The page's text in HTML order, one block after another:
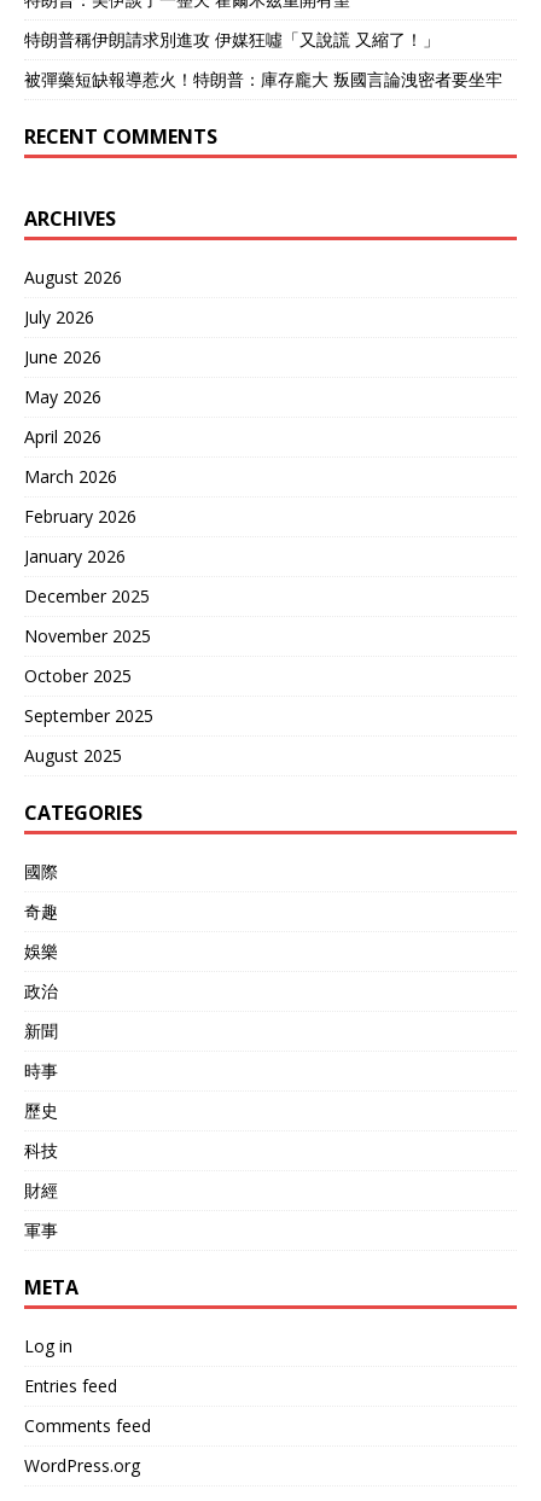
特朗普稱伊朗請求別進攻 伊媒狂噓「又說謊 又縮了！」
被彈藥短缺報導惹火！特朗普：庫存龐大 叛國言論洩密者要坐牢
RECENT COMMENTS
ARCHIVES
August 2026
July 2026
June 2026
May 2026
April 2026
March 2026
February 2026
January 2026
December 2025
November 2025
October 2025
September 2025
August 2025
CATEGORIES
國際
奇趣
娛樂
政治
新聞
時事
歷史
科技
財經
軍事
META
Log in
Entries feed
Comments feed
WordPress.org